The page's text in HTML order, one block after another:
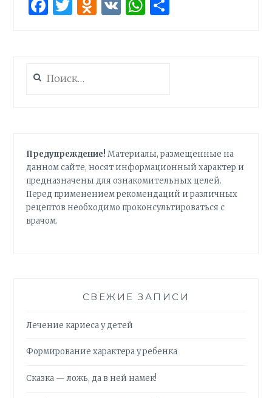
Facebook
Twitter
Odnoklassniki
VK WhatsApp
Предупреждение! Материалы, размещенные на
данном сайте, носят информационный характер и
предназначены для ознакомительных целей.
Перед применением рекомендаций и различных
рецептов необходимо проконсультироваться с
врачом.
СВЕЖИЕ ЗАПИСИ
Лечение кариеса у детей
Формирование характера у ребенка
Сказка — ложь, да в ней намек!